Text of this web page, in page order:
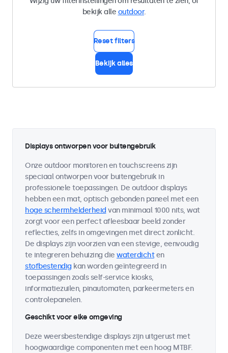
bekijk alle outdoor.
Reset filters
Bekijk alles
Displays ontworpen voor buitengebruik
Onze outdoor monitoren en touchscreens zijn
speciaal ontworpen voor buitengebruik in
professionele toepassingen. De outdoor displays
hebben een mat, optisch gebonden paneel met een
hoge schermhelderheid van minimaal 1000 nits, wat
zorgt voor een perfect afleesbaar beeld zonder
reflecties, zelfs in omgevingen met direct zonlicht.
De displays zijn voorzien van een stevige, eenvoudig
te integreren behuizing die waterdichten
stofbestendig kan worden geïntegreerd in
toepassingen zoals self-service kiosks,
informatiezuilen, pinautomaten, parkeermeters en
controlepanelen.
Geschikt voor elke omgeving
Deze weersbestendige displays zijn uitgerust met
hoogwaardige componenten met een hoog MTBF.